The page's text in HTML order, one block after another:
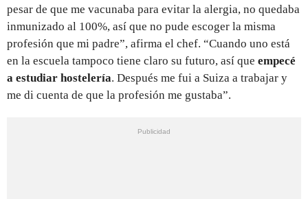
pesar de que me vacunaba para evitar la alergia, no quedaba
inmunizado al 100%, así que no pude escoger la misma
profesión que mi padre”, afirma el chef. “Cuando uno está
en la escuela tampoco tiene claro su futuro, así que empecé
a estudiar hostelería. Después me fui a Suiza a trabajar y
me di cuenta de que la profesión me gustaba”.